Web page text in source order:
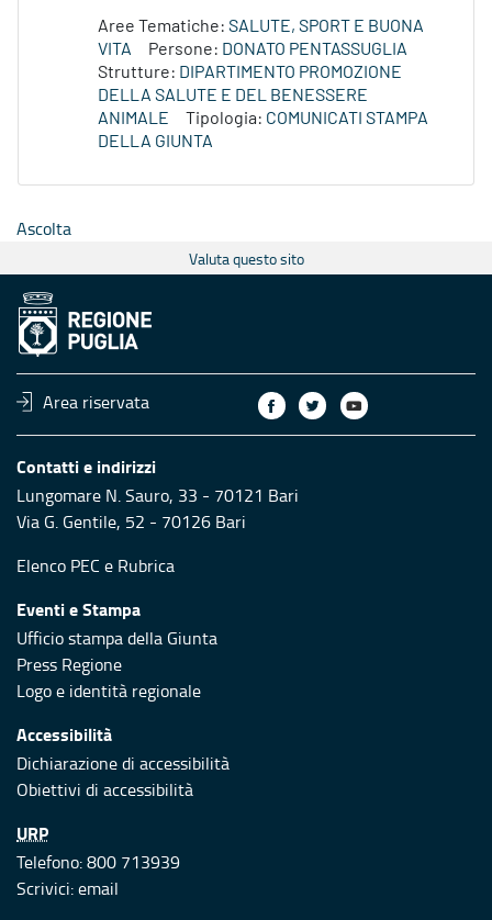
Aree Tematiche: SALUTE, SPORT E BUONA
VITA
Persone: DONATO PENTASSUGLIA
Strutture: DIPARTIMENTO PROMOZIONE
DELLA SALUTE E DEL BENESSERE
ANIMALE
Tipologia: COMUNICATI STAMPA
DELLA GIUNTA
Ascolta
Valuta questo sito
Area riservata
Contatti e indirizzi
Lungomare N. Sauro, 33 - 70121 Bari
Via G. Gentile, 52 - 70126 Bari
Elenco PEC e Rubrica
Eventi e Stampa
Ufficio stampa della Giunta
Press Regione
Logo e identità regionale
Accessibilità
Dichiarazione di accessibilità
Obiettivi di accessibilità
URP
Telefono: 800 713939
Scrivici:email